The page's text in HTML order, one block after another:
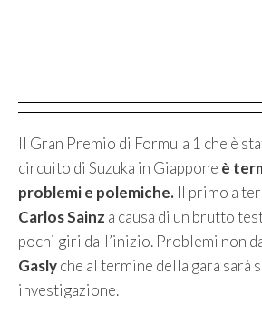
Il Gran Premio di Formula 1 che è
circuito di Suzuka in Giappone è
problemi e polemiche. Il primo a
Carlos Sainz a causa di un brutto
pochi giri dall’inizio. Problemi non
Gaslyche al termine della gara sarà
investigazione.